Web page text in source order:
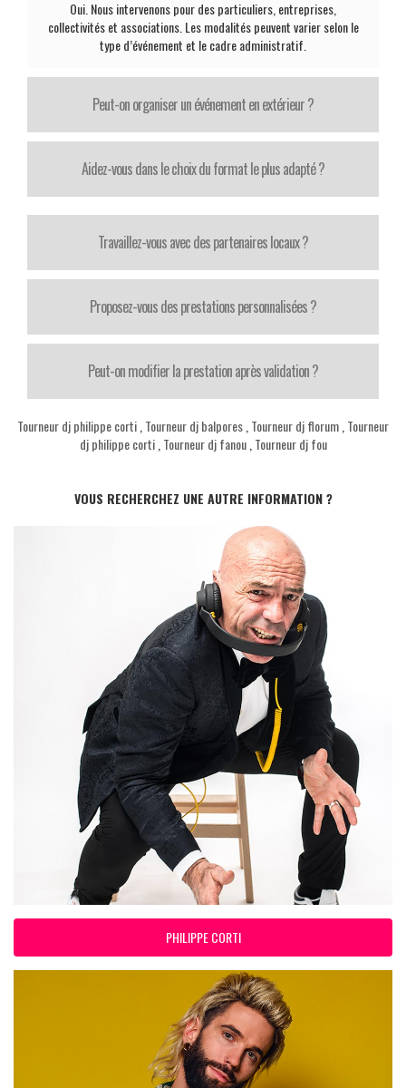
Oui. Nous intervenons pour des particuliers, entreprises,
collectivités et associations. Les modalités peuvent varier selon le
type d’événement et le cadre administratif.
Peut-on organiser un événement en extérieur ?
Aidez-vous dans le choix du format le plus adapté ?
Travaillez-vous avec des partenaires locaux ?
Proposez-vous des prestations personnalisées ?
Peut-on modifier la prestation après validation ?
Tourneur dj philippe corti Tourneur dj balpores Tourneur dj florum Tourneur
dj philippe corti, Tourneur dj fanou, Tourneur dj fou
VOUS RECHERCHEZ UNE AUTRE INFORMATION ?
PHILIPPE CORTI